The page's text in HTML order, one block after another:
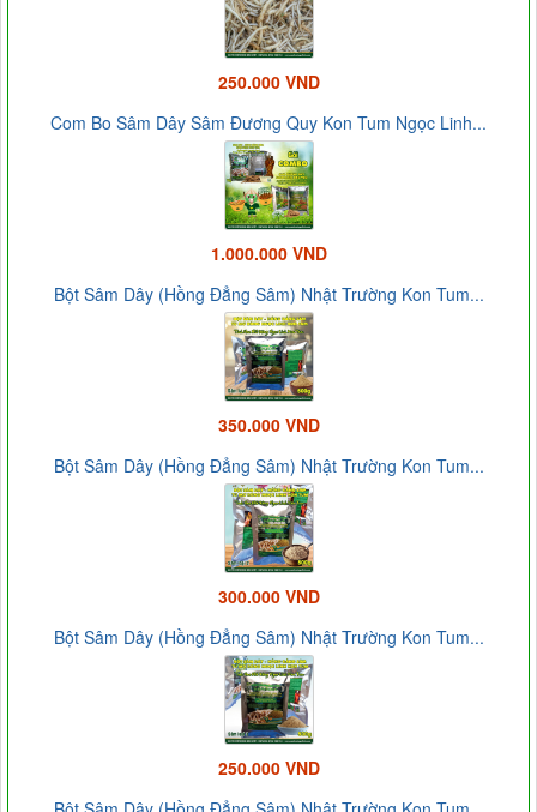
250.000 VND
Com Bo Sâm Dây Sâm Đương Quy Kon Tum Ngọc Linh...
1.000.000 VND
Bột Sâm Dây (Hồng Đẳng Sâm) Nhật Trường Kon Tum...
350.000 VND
Bột Sâm Dây (Hồng Đẳng Sâm) Nhật Trường Kon Tum...
300.000 VND
Bột Sâm Dây (Hồng Đẳng Sâm) Nhật Trường Kon Tum...
250.000 VND